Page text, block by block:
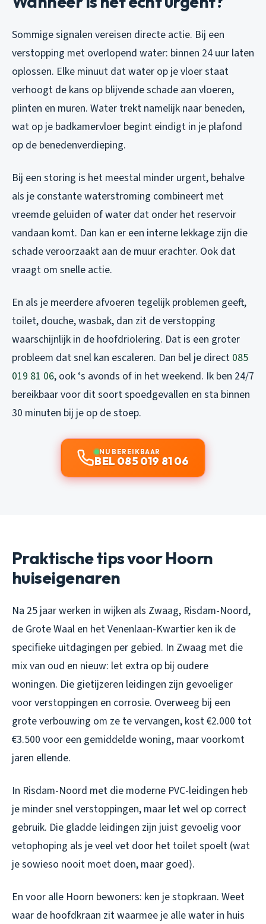
Sommige signalen vereisen directe actie. Bij een
verstopping met overlopend water: binnen 24 uur laten
oplossen. Elke minuut dat water op je vloer staat
verhoogt de kans op blijvende schade aan vloeren,
plinten en muren. Water trekt namelijk naar beneden,
wat op je badkamervloer begint eindigt in je plafond
op de benedenverdieping.
Bij een storing is het meestal minder urgent, behalve
als je constante waterstroming combineert met
vreemde geluiden of water dat onder het reservoir
vandaan komt. Dan kan er een interne lekkage zijn die
schade veroorzaakt aan de muur erachter. Ook dat
vraagt om snelle actie.
En als je meerdere afvoeren tegelijk problemen geeft,
toilet, douche, wasbak, dan zit de verstopping
waarschijnlijk in de hoofdriolering. Dat is een groter
probleem dat snel kan escaleren. Dan bel je direct 085
019 81 06, ook ‘s avonds of in het weekend. Ik ben 24/7
bereikbaar voor dit soort spoedgevallen en sta binnen
30 minuten bij je op de stoep.
NU BEREIKBAAR
BEL 085 019 81 06
Praktische tips voor Hoorn
huiseigenaren
Na 25 jaar werken in wijken als Zwaag, Risdam-Noord,
de Grote Waal en het Venenlaan-Kwartier ken ik de
specifieke uitdagingen per gebied. In Zwaag met die
mix van oud en nieuw: let extra op bij oudere
woningen. Die gietijzeren leidingen zijn gevoeliger
voor verstoppingen en corrosie. Overweeg bij een
grote verbouwing om ze te vervangen, kost €2.000 tot
€3.500 voor een gemiddelde woning, maar voorkomt
jaren ellende.
In Risdam-Noord met die moderne PVC-leidingen heb
je minder snel verstoppingen, maar let wel op correct
gebruik. Die gladde leidingen zijn juist gevoelig voor
vetophoping als je veel vet door het toilet spoelt (wat
je sowieso nooit moet doen, maar goed).
En voor alle Hoorn bewoners: ken je stopkraan. Weet
waar de hoofdkraan zit waarmee je alle water in huis